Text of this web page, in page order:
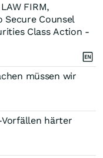
FIRM,
Counsel
Class Action -
müssen wir
Vorfällen härter